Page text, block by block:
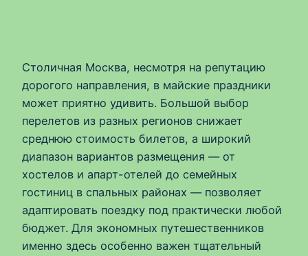
Столичная Москва, несмотря на репутацию
дорогого направления, в майские праздники
может приятно удивить. Большой выбор
перелетов из разных регионов снижает
среднюю стоимость билетов, а широкий
диапазон вариантов размещения — от
хостелов и апарт-отелей до семейных
гостиниц в спальных районах — позволяет
адаптировать поездку под практически любой
бюджет. Для экономных путешественников
именно здесь особенно важен тщательный